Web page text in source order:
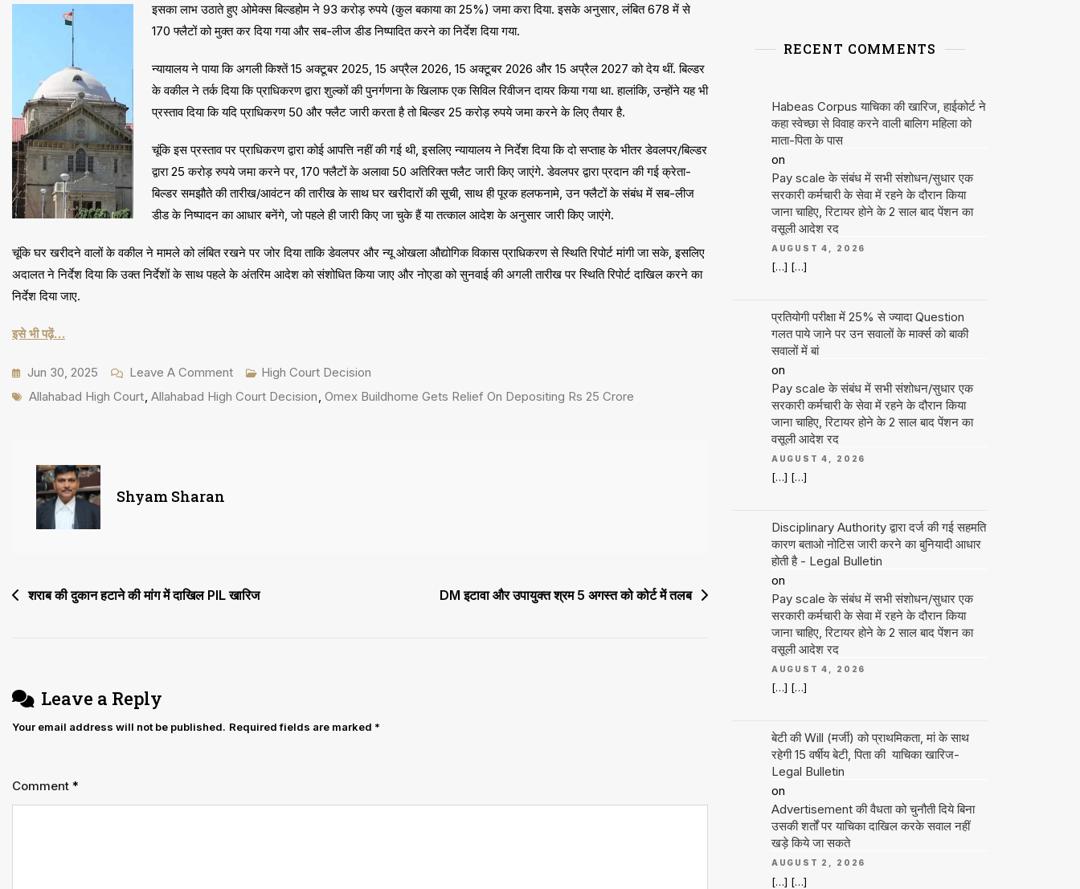
इसका लाभ उठाते हुए ओमेक्स बिल्डहोम ने 93 करोड़ रुपये (कुल बकाया का 25%) जमा करा दिया. इसके अनुसार, लंबित 678 में से
170 फ्लैटों को मुक्त कर दिया गया और सब-लीज डीड निष्पादित करने का निर्देश दिया गया.
न्यायालय ने पाया कि अगली किश्तें 15 अक्टूबर 2025, 15 अप्रैल 2026, 15 अक्टूबर 2026 और 15 अप्रैल 2027 को देय थीं. बिल्डर
के वकील ने तर्क दिया कि प्राधिकरण द्वारा शुल्कों की पुनर्गणना के खिलाफ एक सिविल रिवीजन दायर किया गया था. हालांकि, उन्होंने यह भी
प्रस्ताव दिया कि यदि प्राधिकरण 50 और फ्लैट जारी करता है तो बिल्डर 25 करोड़ रुपये जमा करने के लिए तैयार है.
चूंकि इस प्रस्ताव पर प्राधिकरण द्वारा कोई आपत्ति नहीं की गई थी, इसलिए न्यायालय ने निर्देश दिया कि दो सप्ताह के भीतर डेवलपर/बिल्डर
द्वारा 25 करोड़ रुपये जमा करने पर, 170 फ्लैटों के अलावा 50 अतिरिक्त फ्लैट जारी किए जाएंगे. डेवलपर द्वारा प्रदान की गई क्रेता-
बिल्डर समझौते की तारीख/आवंटन की तारीख के साथ घर खरीदारों की सूची, साथ ही पूरक हलफनामे, उन फ्लैटों के संबंध में सब-लीज
डीड के निष्पादन का आधार बनेंगे, जो पहले ही जारी किए जा चुके हैं या तत्काल आदेश के अनुसार जारी किए जाएंगे.
चूंकि घर खरीदने वालों के वकील ने मामले को लंबित रखने पर जोर दिया ताकि डेवलपर और न्यू ओखला औद्योगिक विकास प्राधिकरण से स्थिति रिपोर्ट मांगी जा सके, इसलिए
अदालत ने निर्देश दिया कि उक्त निर्देशों के साथ पहले के अंतरिम आदेश को संशोधित किया जाए और नोएडा को सुनवाई की अगली तारीख पर स्थिति रिपोर्ट दाखिल करने का
निर्देश दिया जाए.
इसे भी पढ़ें…
Jun 30, 2025 Leave A CommentOn
ओमेक्स
पर
High Court Decision
Tags
Allahabad High Court Allahabad High Court Decision Omex Buildhome Gets Relief On Depositing Rs 25 Crore
Shyam Sharan
Post
शराब की दुकान हटाने की मांग में दाखिल PIL खारिज DM इटावा और उपायुक्त श्रम 5 अगस्त को कोर्ट में तलब
Leave a Reply
Your email address will not be published. Required fields are marked *
Comment *
RECENT COMMENTS
Habeas Corpus याचिका की खारिज, हाईकोर्ट ने
कहा स्वेच्छा से विवाह करने वाली बालिग महिला को
माता-पिता के पास
on
Pay scale के संबंध में सभी संशोधन/सुधार एक
सरकारी कर्मचारी के सेवा में रहने के दौरान किया
जाना चाहिए, रिटायर होने के 2 साल बाद पेंशन का
वसूली आदेश रद
AUGUST 4, 2026
[…] […]
प्रतियोगी परीक्षा में 25% से ज्यादा Question
गलत पाये जाने पर उन सवालों के मार्क्स को बाकी
सवालों में बां
on
Pay scale के संबंध में सभी संशोधन/सुधार एक
सरकारी कर्मचारी के सेवा में रहने के दौरान किया
जाना चाहिए, रिटायर होने के 2 साल बाद पेंशन का
वसूली आदेश रद
AUGUST 4, 2026
[…] […]
Disciplinary Authority द्वारा दर्ज की गई सहमति
कारण बताओ नोटिस जारी करने का बुनियादी आधार
होती है - Legal Bulletin
on
Pay scale के संबंध में सभी संशोधन/सुधार एक
सरकारी कर्मचारी के सेवा में रहने के दौरान किया
जाना चाहिए, रिटायर होने के 2 साल बाद पेंशन का
वसूली आदेश रद
AUGUST 4, 2026
[…] […]
बेटी की Will (मर्जी) को प्राथमिकता, मां के साथ
रहेगी 15 वर्षीय बेटी, पिता की याचिका खारिज-
Legal Bulletin
on
Advertisement की वैधता को चुनौती दिये बिना
उसकी शर्तों पर याचिका दाखिल करके सवाल नहीं
खड़े किये जा सकते
AUGUST 2, 2026
[…] […]